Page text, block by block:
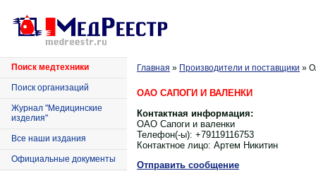
Поиск медтехники
Поиск организаций
Журнал "Медицинские
изделия"
Все наши издания
Официальные документы
Главная » Производители и поставщики »
ОАО САПОГИ И ВАЛЕНКИ
Контактная информация:
ОАО Сапоги и валенки
Телефон(-ы): +79119116753
Контактное лицо: Артем Никитин
Отправить сообщение